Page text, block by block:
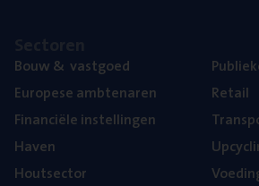
Bouw& vastgoed
Euro­pe­se ambtenaren
Finan­ci­ë­le instellingen
Haven
Hout­sec­tor
Retail